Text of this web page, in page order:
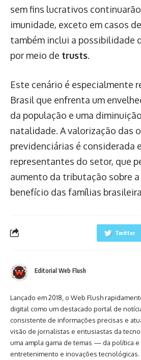
sem fins lucrativos
imunidade, exceto em casos
também inclui a possibilidade
por meio de trusts.
Este cenário é especialmente
Brasil que enfrenta um
da população e uma
natalidade. A valorização das
previdenciárias é considerada
representantes do setor, que
aumento da tributação sobre
benefício das famílias
Twitter
Editorial Web Flush
Lançado em 2018, o Web Flush
digital como um destacado portal de
consistente de informações precisas e
visão de jornalistas e entusiastas da
uma ampla gama de temas — da política e
entretenimento e inovações tecnológicas.